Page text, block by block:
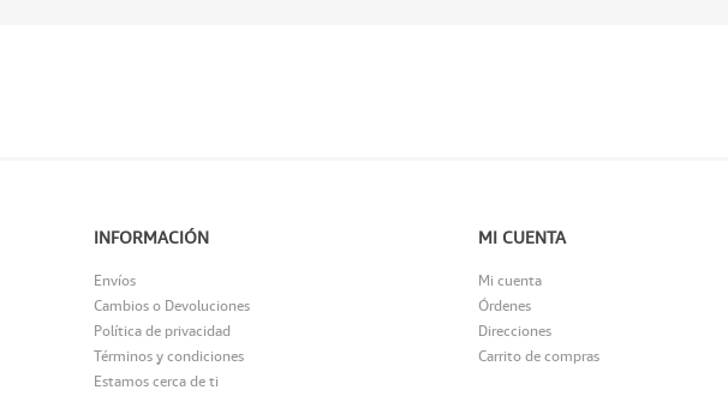
INFORMACIÓN
Envíos
Cambios o Devoluciones
Política de privacidad
Términos y condiciones
Estamos cerca de ti
MI CUENTA
Mi cuenta
Órdenes
Direcciones
Carrito de compras